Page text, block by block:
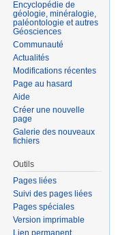
Encyclopédie de
géologie, minéralogie,
paléontologie et autres
Géosciences
Communauté
Actualités
Modifications récentes
Page au hasard
Aide
Créer une nouvelle
page
Galerie des nouveaux
fichiers
Outils
Pages liées
Suivi des pages liées
Pages spéciales
Version imprimable
Lien permanent